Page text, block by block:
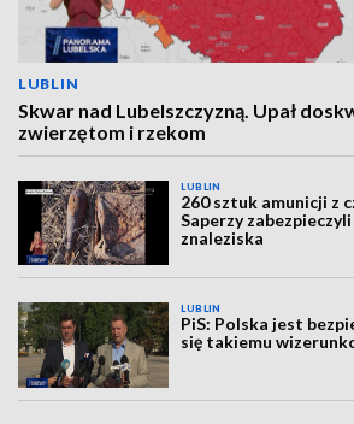
LUBLIN
Skwar nad Lubelszczyzną. Upał
zwierzętom i rzekom
LUBLIN
260 sztuk amunicji z
Saperzy
znaleziska
LUBLIN
PiS: Polska jest
się takiemu